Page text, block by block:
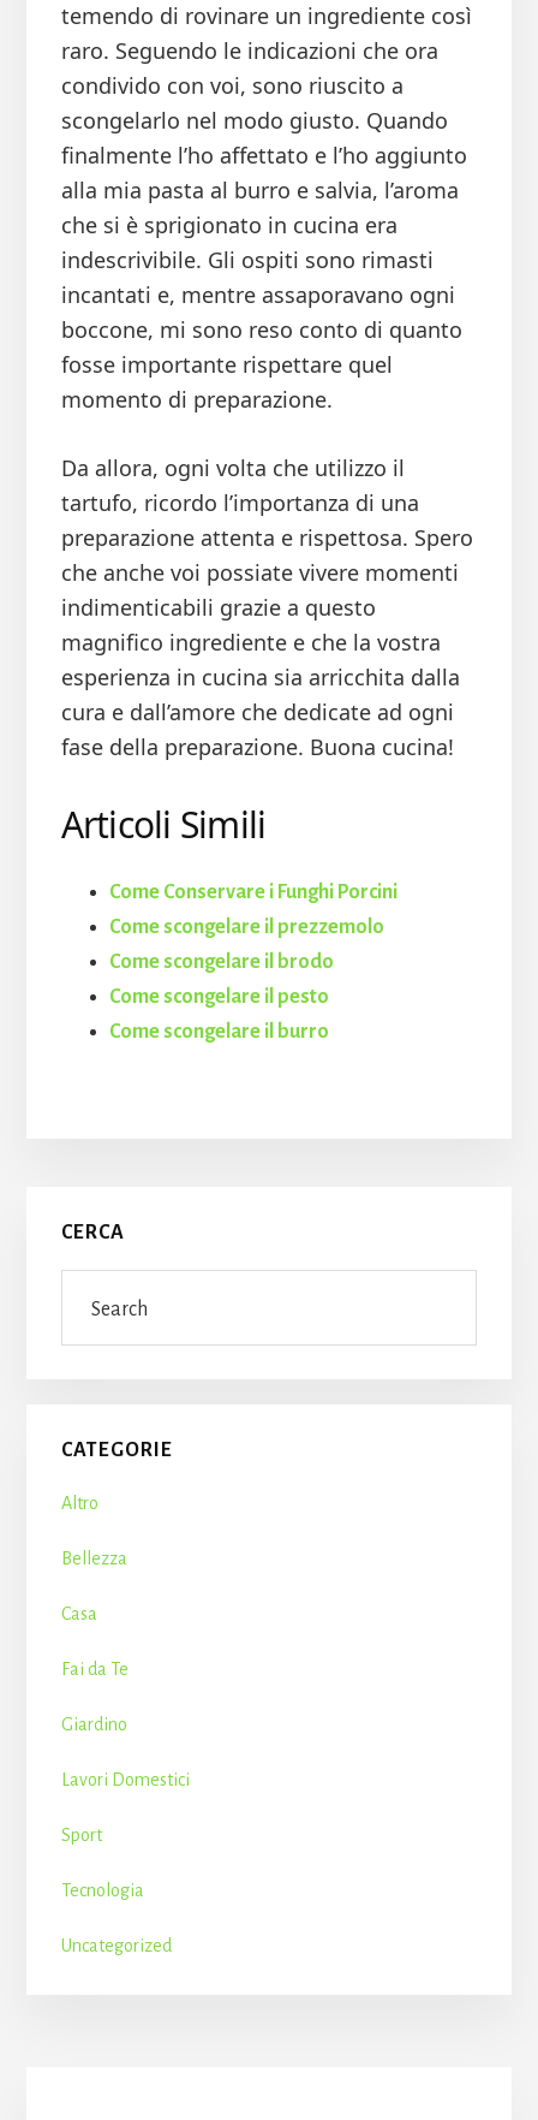
temendo di rovinare un ingrediente così
raro. Seguendo le indicazioni che ora
condivido con voi, sono riuscito a
scongelarlo nel modo giusto. Quando
finalmente l’ho affettato e l’ho aggiunto
alla mia pasta al burro e salvia, l’aroma
che si è sprigionato in cucina era
indescrivibile. Gli ospiti sono rimasti
incantati e, mentre assaporavano ogni
boccone, mi sono reso conto di quanto
fosse importante rispettare quel
momento di preparazione.
Da allora, ogni volta che utilizzo il
tartufo, ricordo l’importanza di una
preparazione attenta e rispettosa. Spero
che anche voi possiate vivere momenti
indimenticabili grazie a questo
magnifico ingrediente e che la vostra
esperienza in cucina sia arricchita dalla
cura e dall’amore che dedicate ad ogni
fase della preparazione. Buona cucina!
Articoli Simili
Come Conservare i Funghi Porcini
Come scongelare il prezzemolo
Come scongelare il brodo
Come scongelare il pesto
Come scongelare il burro
Primary
Sidebar
CERCA
CATEGORIE
Altro
Bellezza
Casa
Fai da Te
Giardino
Lavori Domestici
Sport
Tecnologia
Uncategorized